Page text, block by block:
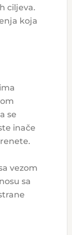
ciljeva.
koja
se
inače
vezom
sa